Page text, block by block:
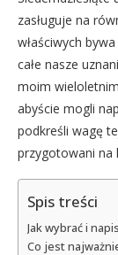
zasługuje na
właściwych
całe nasze
moim
abyście mogli
podkreśli wagę
przygotowani na
Spis treści
Jak wybrać i
Co jest